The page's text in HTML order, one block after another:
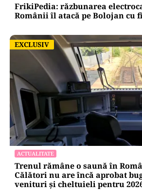
FrikiPedia: răzbunarea
Românii îl atacă pe Bolojan cu
EXCLUSIV
EXCLUSIV
ACTUALITATE
Trenul rămâne o saună în
Călători nu are încă aprobat
venituri și cheltuieli pentru